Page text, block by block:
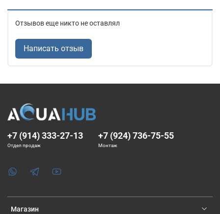
Отзывов еще никто не оставлял
Написать отзыв
Магазин
+7 (914) 333-27-13
Отдел продаж
+7 (924) 736-75-55
Монтаж